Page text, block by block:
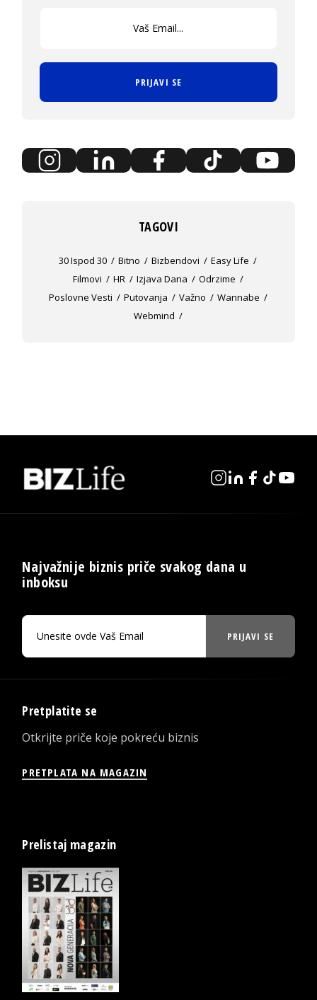
PRIJAVI SE
TAGOVI
30 Ispod 30 Bitno Bizbendovi
Easy Life
Filmovi
HR Izjava Dana
Odrzime
Poslovne Vesti
Putovanja Važno
Wannabe
Webmind
Najvažnije biznis priče svakog dana u
inboksu
PRIJAVI SE
Pretplatite se
Otkrijte priče koje pokreću biznis
PRETPLATA NA MAGAZIN
Prelistaj magazin